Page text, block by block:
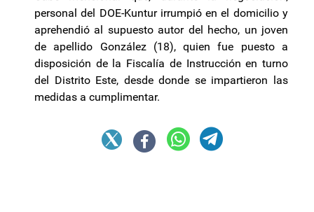
personal del DOE-Kuntur irrumpió en el domicilio y
aprehendió al supuesto autor del hecho, un joven
de apellido González (18), quien fue puesto a
disposición de la Fiscalía de Instrucción en turno
del Distrito Este, desde donde se impartieron las
medidas a cumplimentar.